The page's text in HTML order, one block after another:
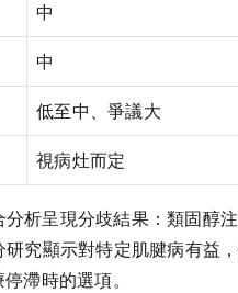
中
中
低至中、爭議大
視病灶而定
呈現分歧結果：類固醇
究顯示對特定肌腱病有益
滯時的選項。